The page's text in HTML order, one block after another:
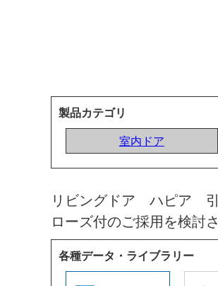
製品カテゴリ
室内ドア
リビングドア ハピア
ローズ付のご採用を検討
各種データ・ライブラリー